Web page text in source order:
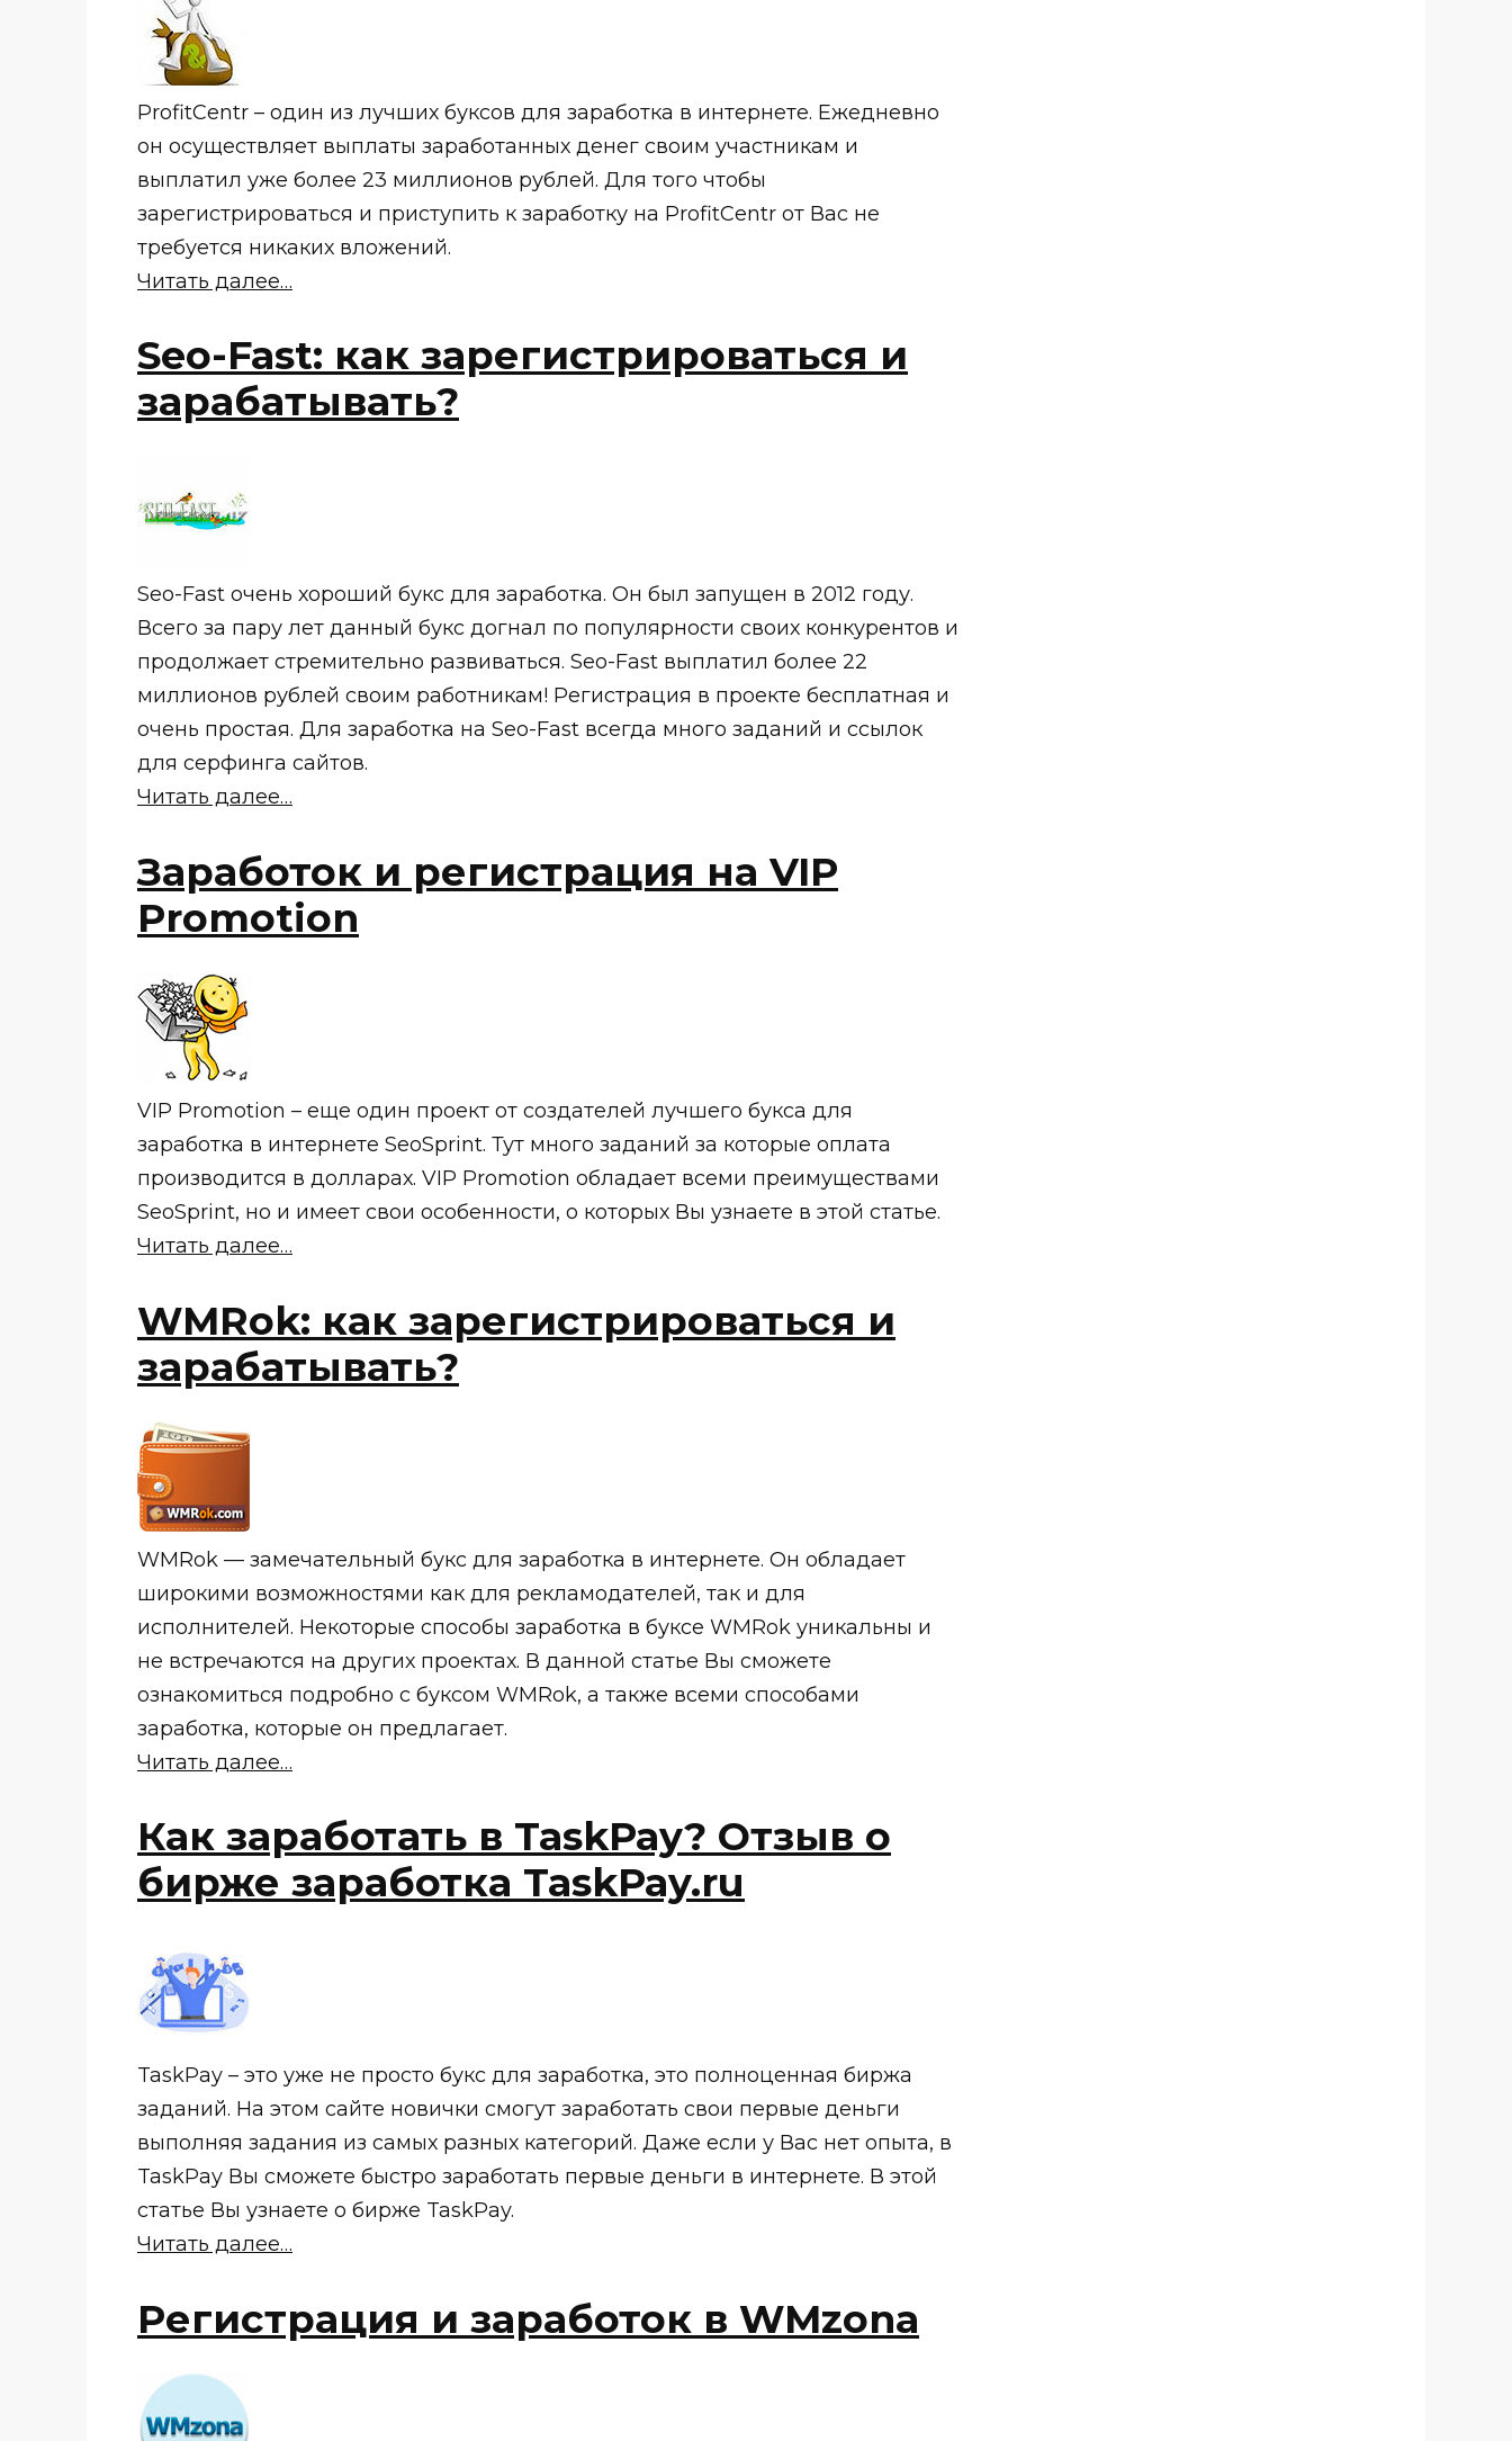
ProfitCentr – один из лучших буксов для заработка в интернете. Ежедневно
он осуществляет выплаты заработанных денег своим участникам и
выплатил уже более 23 миллионов рублей. Для того чтобы
зарегистрироваться и приступить к заработку на ProfitCentr от Вас не
требуется никаких вложений.
Читать далее…
Seo-Fast: как зарегистрироваться и
зарабатывать?
Seo-Fast очень хороший букс для заработка. Он был запущен в 2012 году.
Всего за пару лет данный букс догнал по популярности своих конкурентов и
продолжает стремительно развиваться. Seo-Fast выплатил более 22
миллионов рублей своим работникам! Регистрация в проекте бесплатная и
очень простая. Для заработка на Seo-Fast всегда много заданий и ссылок
для серфинга сайтов.
Читать далее…
Заработок и регистрация на VIP
Promotion
VIP Promotion – еще один проект от создателей лучшего букса для
заработка в интернете SeoSprint. Тут много заданий за которые оплата
производится в долларах. VIP Promotion обладает всеми преимуществами
SeoSprint, но и имеет свои особенности, о которых Вы узнаете в этой статье.
Читать далее…
WMRok: как зарегистрироваться и
зарабатывать?
WMRok — замечательный букс для заработка в интернете. Он обладает
широкими возможностями как для рекламодателей, так и для
исполнителей. Некоторые способы заработка в буксе WMRok уникальны и
не встречаются на других проектах. В данной статье Вы сможете
ознакомиться подробно с буксом WMRok, а также всеми способами
заработка, которые он предлагает.
Читать далее…
Как заработать в TaskPay? Отзыв о
бирже заработка TaskPay.ru
TaskPay – это уже не просто букс для заработка, это полноценная биржа
заданий. На этом сайте новички смогут заработать свои первые деньги
выполняя задания из самых разных категорий. Даже если у Вас нет опыта, в
TaskPay Вы сможете быстро заработать первые деньги в интернете. В этой
статье Вы узнаете о бирже TaskPay.
Читать далее…
Регистрация и заработок в WMzona